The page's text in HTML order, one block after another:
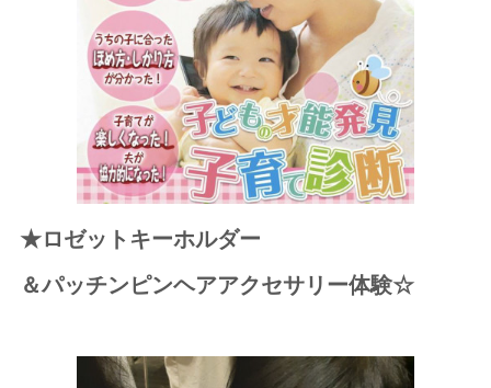
★ロゼットキーホルダー
＆パッチンピンヘアアクセサリー体験☆